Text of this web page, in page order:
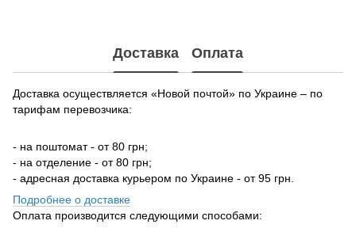
Доставка Оплата
Доставка осуществляется «Новой почтой» по Украине – по
тарифам перевозчика:
- на поштомат - от 80 грн;
- на отделение - от 80 грн;
- адресная доставка курьером по Украине - от 95 грн.
Подробнее о доставке
Оплата производится следующими способами: